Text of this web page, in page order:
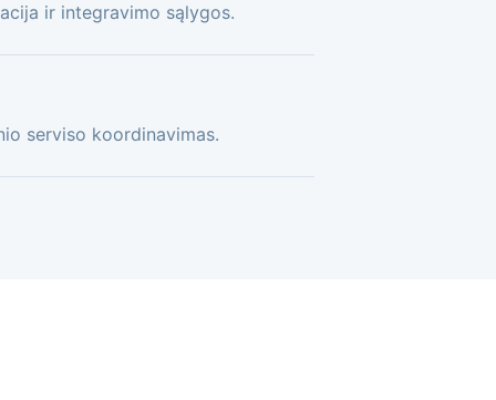
ir integravimo sąlygos.
serviso koordinavimas.